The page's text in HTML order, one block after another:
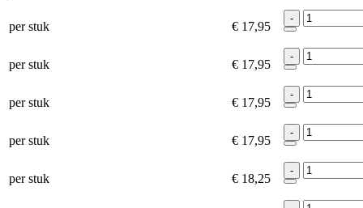
per stuk € 17,95
-
per stuk € 17,95
-
per stuk € 17,95
-
per stuk € 17,95
-
per stuk € 18,25
-